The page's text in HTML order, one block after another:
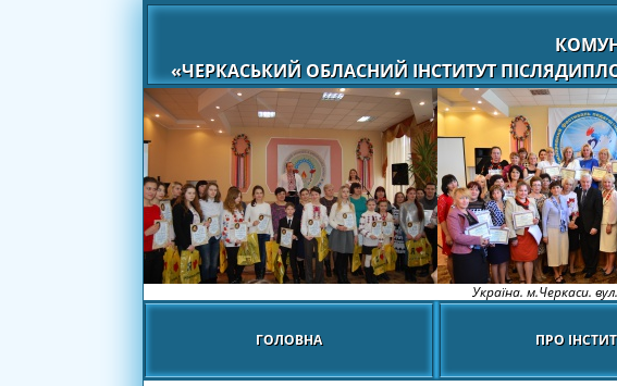
«ЧЕРКАСЬКИЙ ОБЛАСНИЙ ІНСТИТУТ
Україна. м.Черкаси.
ГОЛОВНА ПРО